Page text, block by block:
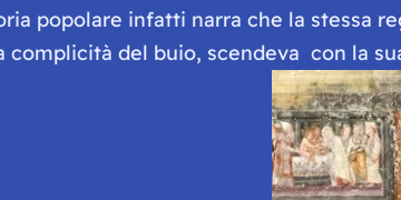
popolare infatti narra che la stessa
complicità del buio, scendeva con la